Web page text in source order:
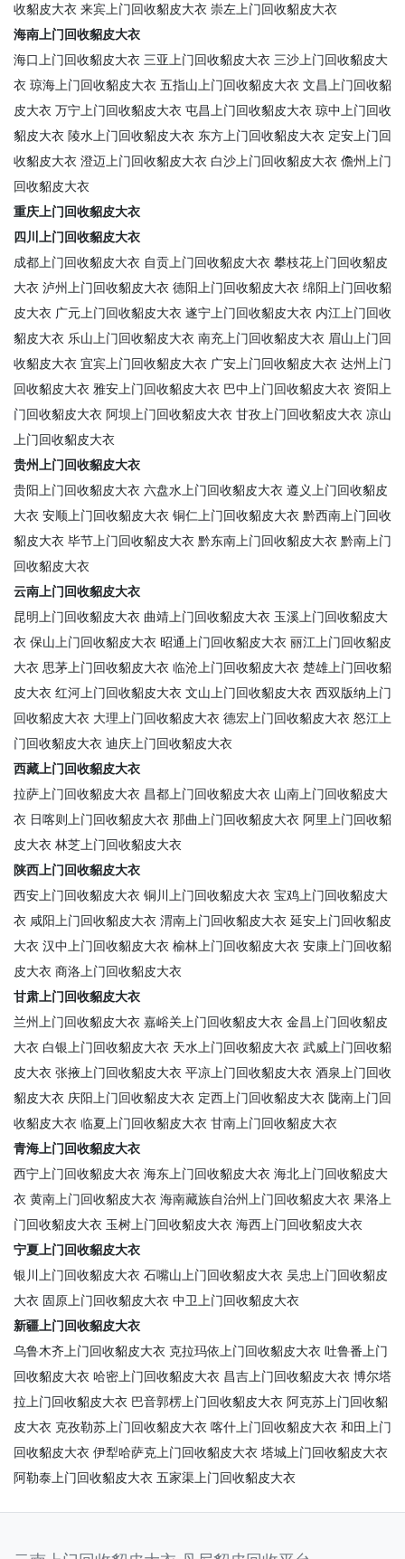
收貂皮大衣 来宾上门回收貂皮大衣 崇左上门回收貂皮大衣
海南上门回收貂皮大衣
海口上门回收貂皮大衣 三亚上门回收貂皮大衣 三沙上门回收貂皮大
衣 琼海上门回收貂皮大衣 五指山上门回收貂皮大衣 文昌上门回收貂
皮大衣 万宁上门回收貂皮大衣 屯昌上门回收貂皮大衣 琼中上门回收
貂皮大衣 陵水上门回收貂皮大衣 东方上门回收貂皮大衣 定安上门回
收貂皮大衣 澄迈上门回收貂皮大衣 白沙上门回收貂皮大衣 儋州上门
回收貂皮大衣
重庆上门回收貂皮大衣
四川上门回收貂皮大衣
成都上门回收貂皮大衣 自贡上门回收貂皮大衣 攀枝花上门回收貂皮
大衣 泸州上门回收貂皮大衣 德阳上门回收貂皮大衣 绵阳上门回收貂
皮大衣 广元上门回收貂皮大衣 遂宁上门回收貂皮大衣 内江上门回收
貂皮大衣 乐山上门回收貂皮大衣 南充上门回收貂皮大衣 眉山上门回
收貂皮大衣 宜宾上门回收貂皮大衣 广安上门回收貂皮大衣 达州上门
回收貂皮大衣 雅安上门回收貂皮大衣 巴中上门回收貂皮大衣 资阳上
门回收貂皮大衣 阿坝上门回收貂皮大衣 甘孜上门回收貂皮大衣 凉山
上门回收貂皮大衣
贵州上门回收貂皮大衣
贵阳上门回收貂皮大衣 六盘水上门回收貂皮大衣 遵义上门回收貂皮
大衣 安顺上门回收貂皮大衣 铜仁上门回收貂皮大衣 黔西南上门回收
貂皮大衣 毕节上门回收貂皮大衣 黔东南上门回收貂皮大衣 黔南上门
回收貂皮大衣
云南上门回收貂皮大衣
昆明上门回收貂皮大衣 曲靖上门回收貂皮大衣 玉溪上门回收貂皮大
衣 保山上门回收貂皮大衣 昭通上门回收貂皮大衣 丽江上门回收貂皮
大衣 思茅上门回收貂皮大衣 临沧上门回收貂皮大衣 楚雄上门回收貂
皮大衣 红河上门回收貂皮大衣 文山上门回收貂皮大衣 西双版纳上门
回收貂皮大衣 大理上门回收貂皮大衣 德宏上门回收貂皮大衣 怒江上
门回收貂皮大衣 迪庆上门回收貂皮大衣
西藏上门回收貂皮大衣
拉萨上门回收貂皮大衣 昌都上门回收貂皮大衣 山南上门回收貂皮大
衣 日喀则上门回收貂皮大衣 那曲上门回收貂皮大衣 阿里上门回收貂
皮大衣 林芝上门回收貂皮大衣
陕西上门回收貂皮大衣
西安上门回收貂皮大衣 铜川上门回收貂皮大衣 宝鸡上门回收貂皮大
衣 咸阳上门回收貂皮大衣 渭南上门回收貂皮大衣 延安上门回收貂皮
大衣 汉中上门回收貂皮大衣 榆林上门回收貂皮大衣 安康上门回收貂
皮大衣 商洛上门回收貂皮大衣
甘肃上门回收貂皮大衣
兰州上门回收貂皮大衣 嘉峪关上门回收貂皮大衣 金昌上门回收貂皮
大衣 白银上门回收貂皮大衣 天水上门回收貂皮大衣 武威上门回收貂
皮大衣 张掖上门回收貂皮大衣 平凉上门回收貂皮大衣 酒泉上门回收
貂皮大衣 庆阳上门回收貂皮大衣 定西上门回收貂皮大衣 陇南上门回
收貂皮大衣 临夏上门回收貂皮大衣 甘南上门回收貂皮大衣
青海上门回收貂皮大衣
西宁上门回收貂皮大衣 海东上门回收貂皮大衣 海北上门回收貂皮大
衣 黄南上门回收貂皮大衣 海南藏族自治州上门回收貂皮大衣 果洛上
门回收貂皮大衣 玉树上门回收貂皮大衣 海西上门回收貂皮大衣
宁夏上门回收貂皮大衣
银川上门回收貂皮大衣 石嘴山上门回收貂皮大衣 吴忠上门回收貂皮
大衣 固原上门回收貂皮大衣 中卫上门回收貂皮大衣
新疆上门回收貂皮大衣
乌鲁木齐上门回收貂皮大衣 克拉玛依上门回收貂皮大衣 吐鲁番上门
回收貂皮大衣 哈密上门回收貂皮大衣 昌吉上门回收貂皮大衣 博尔塔
拉上门回收貂皮大衣 巴音郭楞上门回收貂皮大衣 阿克苏上门回收貂
皮大衣 克孜勒苏上门回收貂皮大衣 喀什上门回收貂皮大衣 和田上门
回收貂皮大衣 伊犁哈萨克上门回收貂皮大衣 塔城上门回收貂皮大衣
阿勒泰上门回收貂皮大衣 五家渠上门回收貂皮大衣